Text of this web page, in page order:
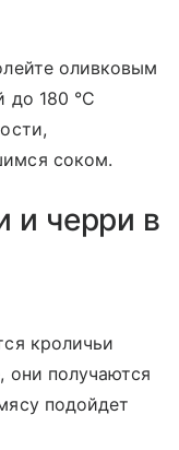
оливковым
до 180 °C
соком.
и черри в
кроличьи
они получаются
подойдет